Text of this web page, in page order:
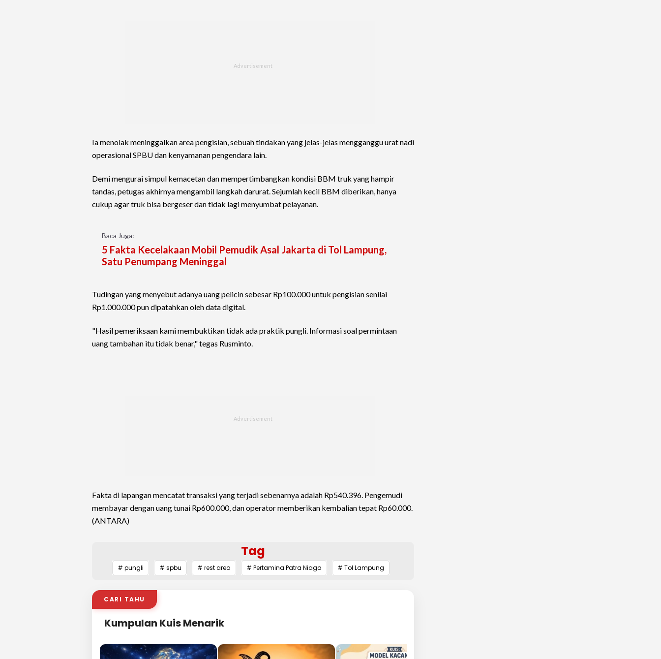
Ia menolak meninggalkan area pengisian, sebuah tindakan yang jelas-jelas mengganggu urat nadi
operasional SPBU dan kenyamanan pengendara lain.
Demi mengurai simpul kemacetan dan mempertimbangkan kondisi BBM truk yang hampir
tandas, petugas akhirnya mengambil langkah darurat. Sejumlah kecil BBM diberikan, hanya
cukup agar truk bisa bergeser dan tidak lagi menyumbat pelayanan.
Baca Juga:
5 Fakta Kecelakaan Mobil Pemudik Asal Jakarta di Tol Lampung,
Satu Penumpang Meninggal
Tudingan yang menyebut adanya uang pelicin sebesar Rp100.000 untuk pengisian senilai
Rp1.000.000 pun dipatahkan oleh data digital.
"Hasil pemeriksaan kami membuktikan tidak ada praktik pungli. Informasi soal permintaan
uang tambahan itu tidak benar," tegas Rusminto.
Fakta di lapangan mencatat transaksi yang terjadi sebenarnya adalah Rp540.396. Pengemudi
membayar dengan uang tunai Rp600.000, dan operator memberikan kembalian tepat Rp60.000.
(ANTARA)
Tag
# pungli # spbu # rest area # Pertamina Patra Niaga # Tol Lampung
CARI TAHU
Kumpulan Kuis Menarik